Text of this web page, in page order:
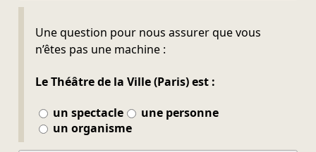
Une question pour nous assurer que vous
n’êtes pas une machine :
Le Théâtre de la Ville (Paris) est :
un spectacle
une personne
un organisme
Ne pas remplir